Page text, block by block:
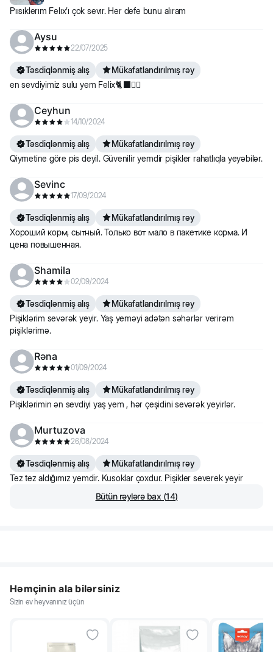
Pıısıklerım Felıx’ı çok sevır. Her defe bunu alıram
Aysu
22/07/2025
Təsdiqlənmiş alış
Mükafatlandırılmış rəy
en sevdiyimiz sulu yem Felix🐈‍⬛👍🏼
Ceyhun
14/10/2024
Təsdiqlənmiş alış
Mükafatlandırılmış rəy
Qiymetine göre pis deyil. Güvenilir yemdir pişikler rahatlıqla yeyəbilər.
Sevinc
17/09/2024
Təsdiqlənmiş alış
Mükafatlandırılmış rəy
Хороший корм, сытный. Только вот мало в пакетике корма. И
цена повышенная.
Shamila
02/09/2024
Təsdiqlənmiş alış
Mükafatlandırılmış rəy
Pişiklərim sevərək yeyir. Yaş yeməyi adətən səhərlər verirəm
pişiklərimə.
Rəna
01/09/2024
Təsdiqlənmiş alış
Mükafatlandırılmış rəy
Pişiklərimin ən sevdiyi yaş yem , hər çeşidini sevərək yeyirlər.
Murtuzova
26/08/2024
Təsdiqlənmiş alış
Mükafatlandırılmış rəy
Tez tez aldığımız yemdir. Kusoklar çoxdur. Pişikler severek yeyir
Bütün rəylərə bax (14)
Həmçinin ala bilərsiniz
Sizin ev heyvanınız üçün